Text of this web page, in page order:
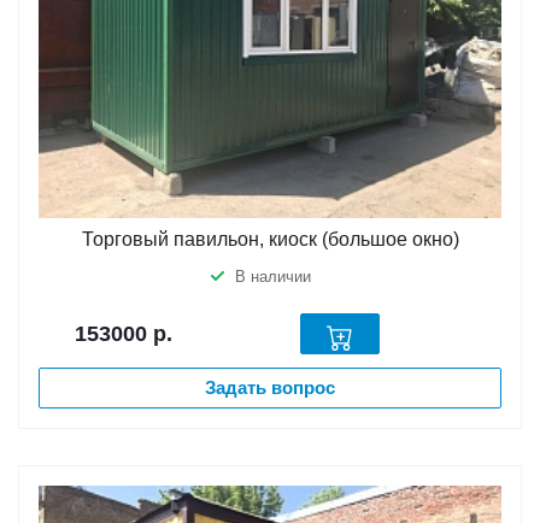
Торговый павильон, киоск (большое окно)
В наличии
153000 р.
Задать вопрос